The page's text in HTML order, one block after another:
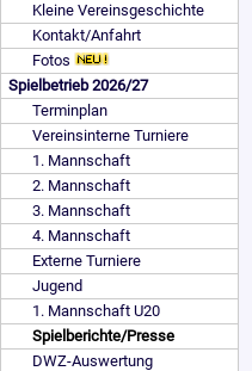
Kleine Vereinsgeschichte
Kontakt/Anfahrt
Fotos
Spielbetrieb 2026/27
Terminplan
Vereinsinterne Turniere
1. Mannschaft
2. Mannschaft
3. Mannschaft
4. Mannschaft
Externe Turniere
Jugend
1. Mannschaft U20
Spielberichte/Presse
DWZ-Auswertung